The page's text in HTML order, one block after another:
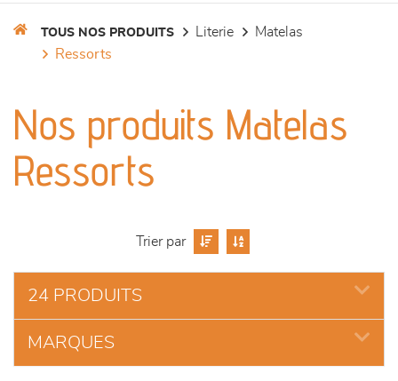
séjours
meubles de complément
literie
outdoor
TOUS NOS PRODUITS literie
matelas
ressorts
Nos produits Matelas
Ressorts
Trier par
24 PRODUITS
MARQUES